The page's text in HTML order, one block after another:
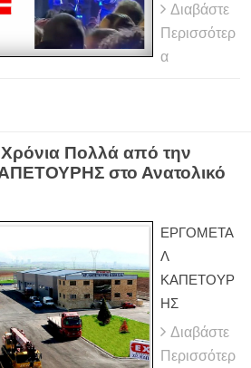
Διαβάστε
Περισσότερ
α
Χρόνια Πολλά από την
στο Ανατολικό
ΕΡΓΟΜΕΤΑ
Λ
ΚΑΠΕΤΟΥΡ
ΗΣ
Διαβάστε
Περισσότερ